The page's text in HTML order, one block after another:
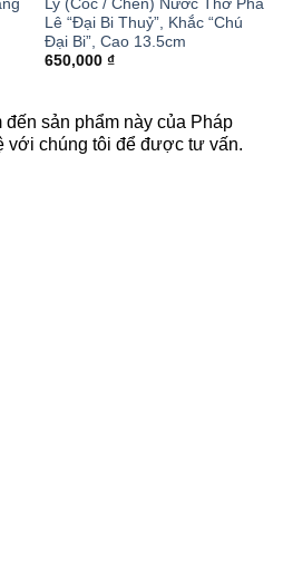
Ly (Cốc / Chén) Nước Thờ Pha
Lê “Đại Bi Thuỷ”, Khắc “Chú
Đại Bi”, Cao 13.5cm
650,000 ₫
sản phẩm này của Pháp
với chúng tôi để được tư vấn.